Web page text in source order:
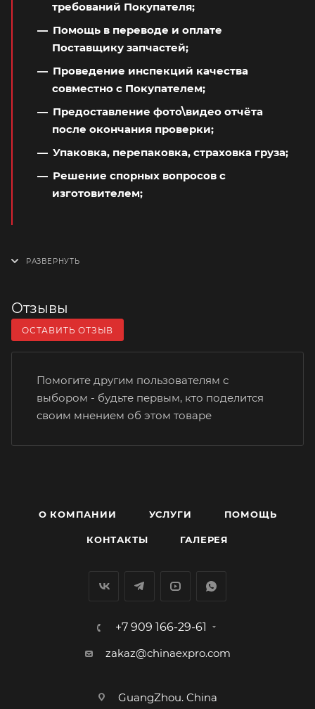
требований Покупателя;
Помощь в переводе и оплате
Поставщику запчастей;
Проведение инспекций качества
совместно с Покупателем;
Предоставление фото\видео отчёта
после окончания проверки;
Упаковка, перепаковка, страховка груза;
Решение спорных вопросов с
изготовителем;
Отзывы
ОСТАВИТЬ ОТЗЫВ
Помогите другим пользователям с
выбором - будьте первым, кто поделится
своим мнением об этом товаре
О КОМПАНИИ УСЛУГИ ПОМОЩЬ
КОНТАКТЫ ГАЛЕРЕЯ
+7 909 166-29-61
zakaz@chinaexpro.com
GuangZhou. China